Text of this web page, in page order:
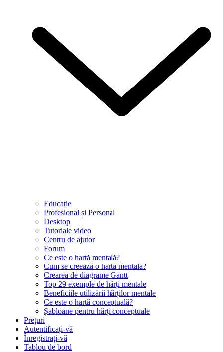
Educație
Profesional și Personal
Desktop
Tutoriale video
Centru de ajutor
Forum
Ce este o hartă mentală?
Cum se creează o hartă mentală?
Crearea de diagrame Gantt
Top 29 exemple de hărți mentale
Beneficiile utilizării hărților mentale
Ce este o hartă conceptuală?
Șabloane pentru hărți conceptuale
Prețuri
Autentificați-vă
Înregistrați-vă
Tablou de bord